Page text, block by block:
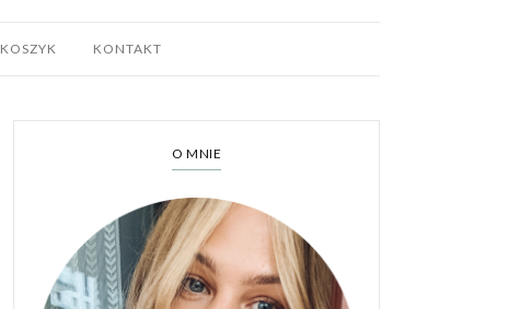
KOSZYK KONTAKT
O MNIE